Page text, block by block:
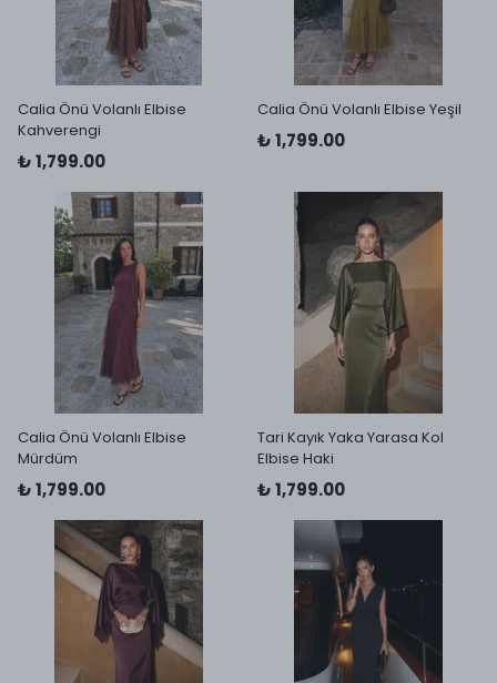
Calia Önü Volanlı Elbise
Kahverengi
₺ 1,799.00
Calia Önü Volanlı Elbise Yeşil
₺ 1,799.00
Calia Önü Volanlı Elbise
Mürdüm
₺ 1,799.00
Tari Kayık Yaka Yarasa Kol
Elbise Haki
₺ 1,799.00